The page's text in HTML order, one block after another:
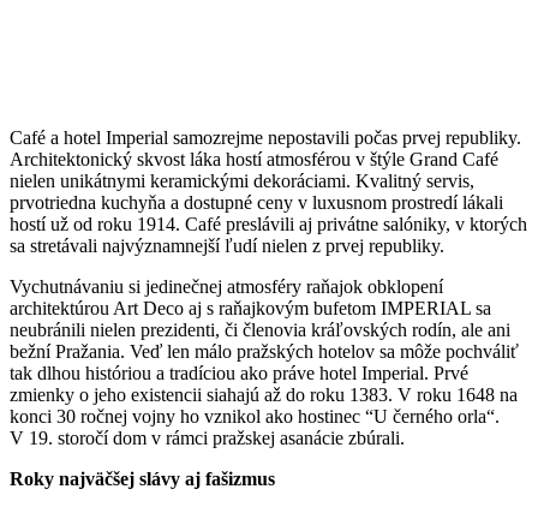
Café a hotel Imperial samozrejme nepostavili počas prvej republiky.
Architektonický skvost láka hostí atmosférou v štýle Grand Café
nielen unikátnymi keramickými dekoráciami. Kvalitný servis,
prvotriedna kuchyňa a dostupné ceny v luxusnom prostredí lákali
hostí už od roku 1914. Café preslávili aj privátne salóniky, v ktorých
sa stretávali najvýznamnejší ľudí nielen z prvej republiky.
Vychutnávaniu si jedinečnej atmosféry raňajok obklopení
architektúrou Art Deco aj s raňajkovým bufetom IMPERIAL sa
neubránili nielen prezidenti, či členovia kráľovských rodín, ale ani
bežní Pražania. Veď len málo pražských hotelov sa môže pochváliť
tak dlhou históriou a tradíciou ako práve hotel Imperial. Prvé
zmienky o jeho existencii siahajú až do roku 1383. V roku 1648 na
konci 30 ročnej vojny ho vznikol ako hostinec “U černého orla“.
V 19. storočí dom v rámci pražskej asanácie zbúrali.
Roky najväčšej slávy aj fašizmus